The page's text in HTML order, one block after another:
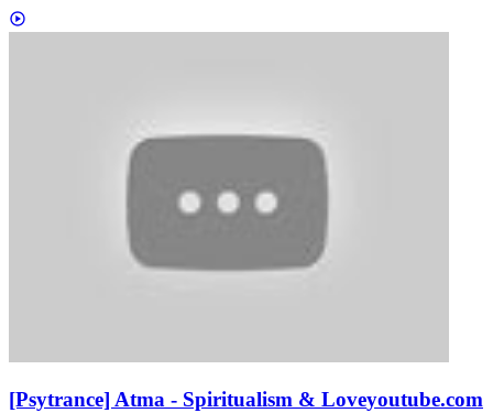
[Psytrance] Atma - Spiritualism & Loveyoutube.com